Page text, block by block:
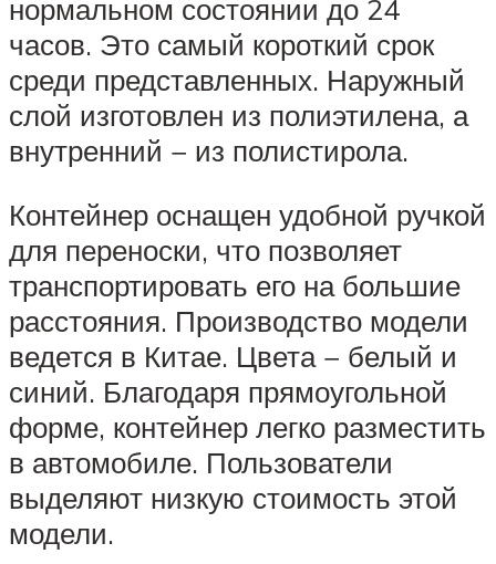
нормальном состоянии до 24
часов. Это самый короткий срок
среди представленных. Наружный
слой изготовлен из полиэтилена, а
внутренний − из полистирола.
Контейнер оснащен удобной ручкой
для переноски, что позволяет
транспортировать его на большие
расстояния. Производство модели
ведется в Китае. Цвета − белый и
синий. Благодаря прямоугольной
форме, контейнер легко разместить
в автомобиле. Пользователи
выделяют низкую стоимость этой
модели.